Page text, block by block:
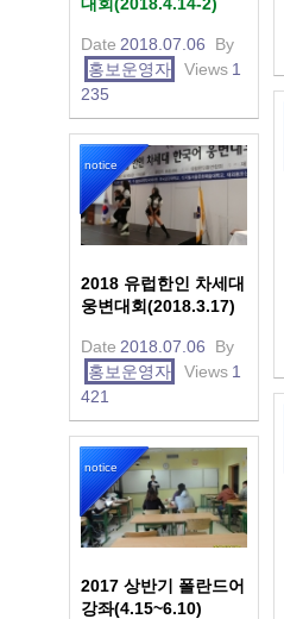
Date 2018.07.06
By
홍보운영자
Views 1
235
notice
2018 유럽한인 차세대
웅변대회(2018.3.17)
Date 2018.07.06
By
홍보운영자
Views 1
421
notice
2017 상반기 폴란드어
강좌(4.15~6.10)